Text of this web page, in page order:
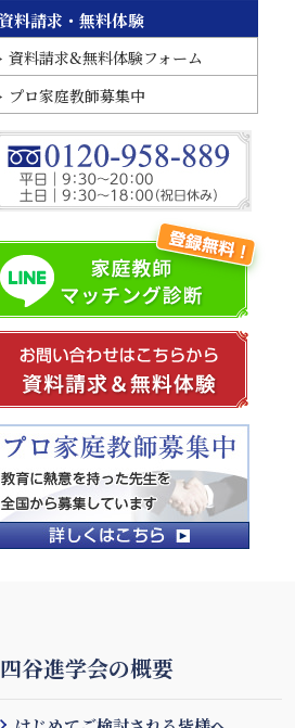
料請求・無料体験
資料請求&無料体験フォーム
プロ家庭教師募集中
四谷進学会の概要